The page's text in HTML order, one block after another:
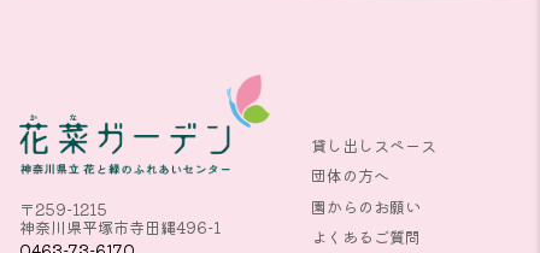
〒259-1215
神奈川県平塚市寺田縄496-1
貸し出しスペース
団体の方へ
園からのお願い
よくあるご質問